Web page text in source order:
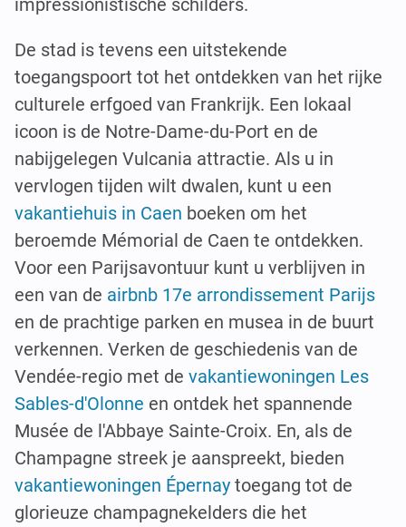
impressionistische schilders.
De stad is tevens een uitstekende
toegangspoort tot het ontdekken van het rijke
culturele erfgoed van Frankrijk. Een lokaal
icoon is de Notre-Dame-du-Port en de
nabijgelegen Vulcania attractie. Als u in
vervlogen tijden wilt dwalen, kunt u een
vakantiehuis in Caen boeken om het
beroemde Mémorial de Caen te ontdekken.
Voor een Parijsavontuur kunt u verblijven in
een van de airbnb 17e arrondissement Parijs
en de prachtige parken en musea in de buurt
verkennen. Verken de geschiedenis van de
Vendée-regio met de vakantiewoningen Les
Sables-d'Olonne en ontdek het spannende
Musée de l'Abbaye Sainte-Croix. En, als de
Champagne streek je aanspreekt, bieden
vakantiewoningen Épernay toegang tot de
glorieuze champagnekelders die het